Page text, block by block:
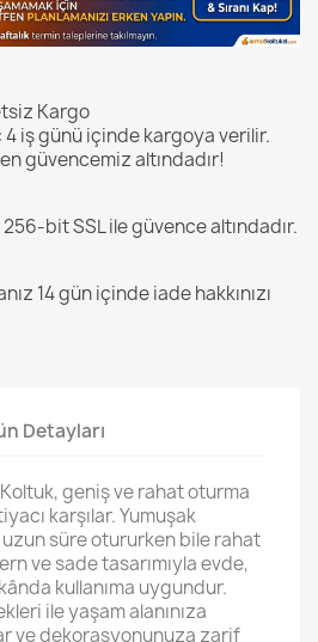
Kargo
iş günü içinde kargoya verilir.
güvencemiz altındadır!
bit SSL ile güvence altındadır.
14 gün içinde iade hakkınızı
Detayları
geniş ve rahat oturma
karşılar. Yumuşak
süre otururken bile rahat
ve sade tasarımıyla evde,
kullanıma uygundur.
ile yaşam alanınıza
ve dekorasyonunuza zarif